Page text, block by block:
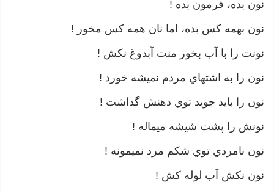
نون بده، فرمون بده !
نون بهمه كس بده، اما نان همه كس مخور !
نونت را با آب بخور منت آبدوغ نكش !
نون را به اشتهاي مردم نميشه خورد !
نون را بايد جويد توي دهنش گذاشت !
نونش را پشت شيشه ميماله !
نون نامردي توي شكم مرد نميمونه !
نون نكش آب لوله كش !